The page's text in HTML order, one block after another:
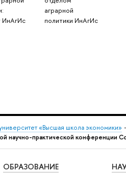
ИнАгИс
аграрной
политики ИнАгИс
«Высшая школа экономики»
научно-практической конференции
ОБРАЗОВАНИЕ